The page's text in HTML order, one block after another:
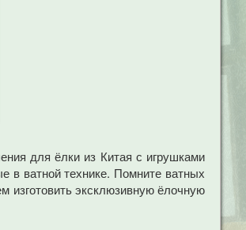
для ёлки из Китая с игрушками
в ватной технике. Помните ватных
изготовить эксклюзивную ёлочную